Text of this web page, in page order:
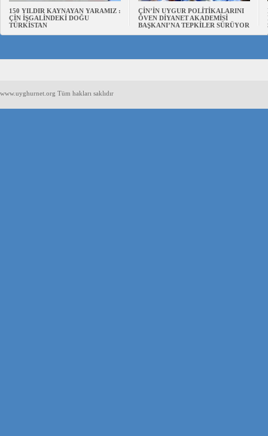
150 YILDIR KAYNAYAN YARAMIZ :
ÇİN İŞGALİNDEKİ DOĞU
TÜRKİSTAN
ÇİN’İN UYGUR POLİTİKALARINI
ÖVEN DİYANET AKADEMİSİ
BAŞKANI’NA TEPKİLER SÜRÜYOR
www.uyghurnet.org Tüm hakları saklıdır